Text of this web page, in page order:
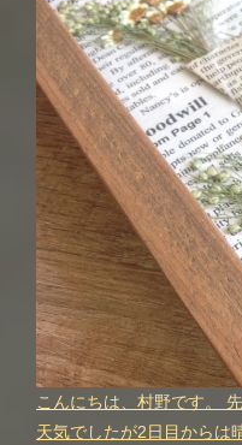
こんにちは、村野です。
天気でしたが2日目からは